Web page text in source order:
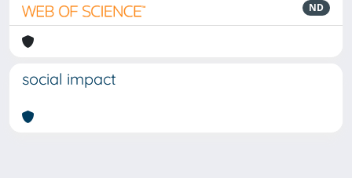
ND
social impact